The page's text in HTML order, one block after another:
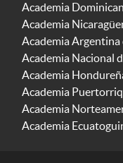
Academia
Academia
Academia Argentina
Academia Nacional
Academia
Academia
Academia
Academia